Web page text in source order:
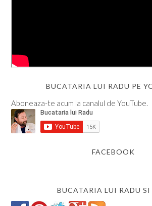
BUCATARIA LUI RADU PE
Aboneaza-te acum la canalul de YouTube.
FACEBOOK
BUCATARIA LUI RADU